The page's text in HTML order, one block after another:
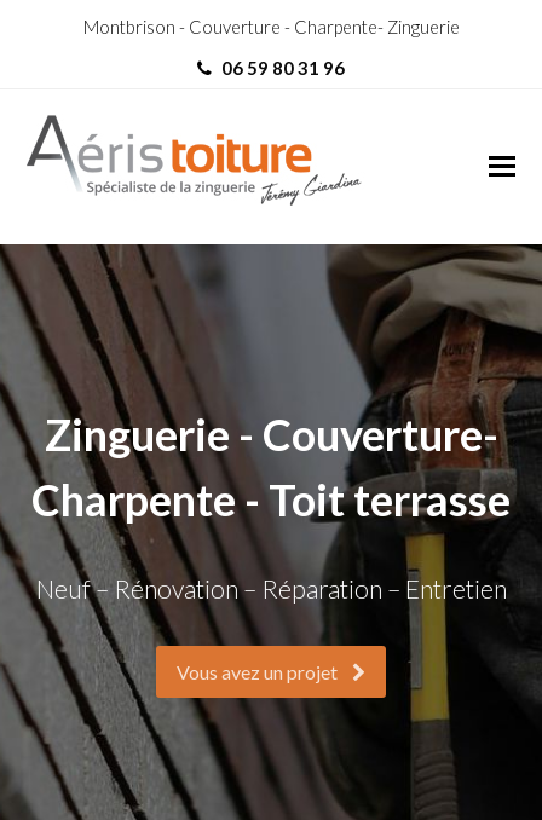
Montbrison - Couverture - Charpente- Zinguerie
06 59 80 31 96
Zinguerie - Couverture-
Charpente - Toit terrasse
Neuf – Rénovation – Réparation – Entretien
Vous avez un projet